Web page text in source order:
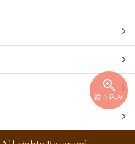
zoom_in
絞り込み